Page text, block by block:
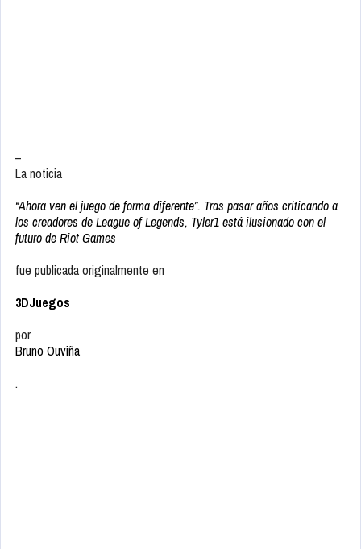
–
La noticia
“Ahora ven el juego de forma diferente”. Tras pasar años criticando a
los creadores de League of Legends, Tyler1 está ilusionado con el
futuro de Riot Games
fue publicada originalmente en
3DJuegos
por
Bruno Ouviña
.